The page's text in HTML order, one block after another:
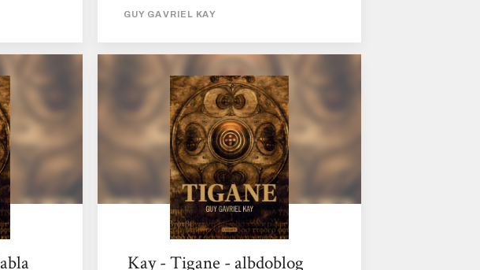
situe
manichéens. Ceci dit, l’archétype du despote
aurait mérité un peu de profondeur. Les
rebelles sont forts et intelligents, mais cela
ne s’avère pas un défaut et n’enlève...
GUY GAVRIEL KAY
Kay - Tigane - albdoblog